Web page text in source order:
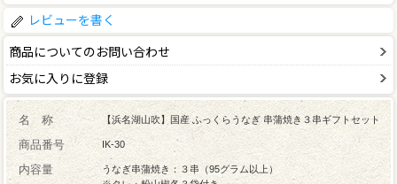
レビューを書く
商品についてのお問い合わせ
お気に入りに登録
名 称 【浜名湖山吹】国産 ふっくらうなぎ 串蒲焼き３串ギフトセット
商品番号 IK-30
内容量
うなぎ串蒲焼き：３串（95グラム以上）